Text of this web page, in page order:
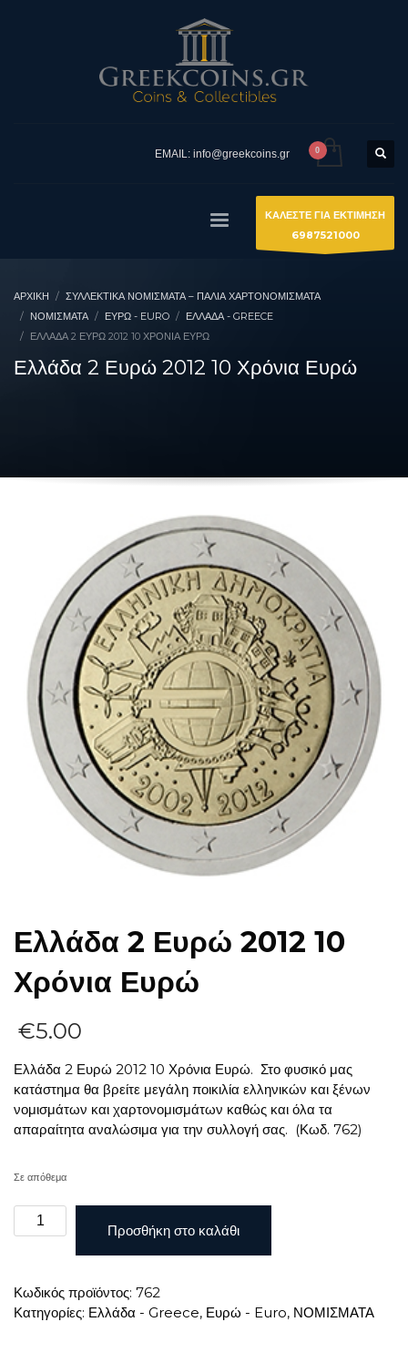
EMAIL: info@greekcoins.gr
ΚΑΛΕΣΤΕ ΓΙΑ ΕΚΤΙΜΗΣΗ
6987521000
ΑΡΧΙΚΉ
ΣΥΛΛΕΚΤΙΚΆ ΝΟΜΊΣΜΑΤΑ – ΠΑΛΙΆ ΧΑΡΤΟΝΟΜΊΣΜΑΤΑ
ΝΟΜΙΣΜΑΤΑ
ΕΥΡΏ - EURO
ΕΛΛΆΔΑ - GREECE
ΕΛΛΆΔΑ 2 ΕΥΡΏ 2012 10 ΧΡΌΝΙΑ ΕΥΡΏ
Ελλάδα 2 Ευρώ 2012 10 Χρόνια Ευρώ
Ελλάδα 2 Ευρώ 2012 10
Χρόνια Ευρώ
€5.00
Ελλάδα 2 Ευρώ 2012 10 Χρόνια Ευρώ. Στο φυσικό μας
κατάστημα θα βρείτε μεγάλη ποικιλία ελληνικών και ξένων
νομισμάτων και χαρτονομισμάτων καθώς και όλα τα
απαραίτητα αναλώσιμα για την συλλογή σας. (Κωδ. 762)
Σε απόθεμα
Ελλάδα
2
10
Χρόνια
Προσθήκη στο καλάθι
Κωδικός προϊόντος: 762
Κατηγορίες: Ελλάδα - Greece, Ευρώ - Euro, ΝΟΜΙΣΜΑΤΑ